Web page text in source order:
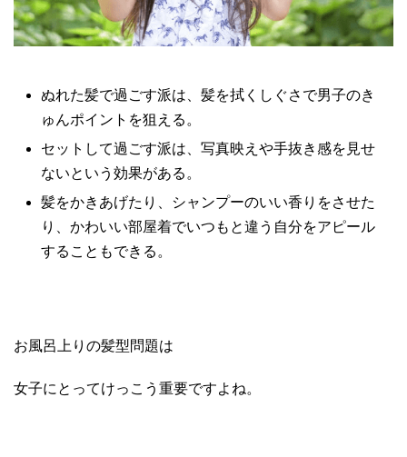
ぬれた髪で過ごす派は、髪を拭くしぐさで男子のき
ゅんポイントを狙える。
セットして過ごす派は、写真映えや手抜き感を見せ
ないという効果がある。
髪をかきあげたり、シャンプーのいい香りをさせた
り、かわいい部屋着でいつもと違う自分をアピール
することもできる。
お風呂上りの髪型問題は
女子にとってけっこう重要ですよね。